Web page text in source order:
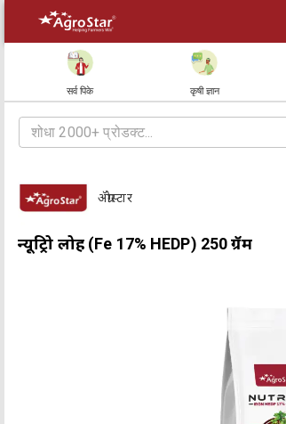
सर्व पिके कृषी ज्ञान
ॲग्रोस्टार
न्यूट्रिप्रो लोह (Fe 17% HEDP) 250 ग्रॅम